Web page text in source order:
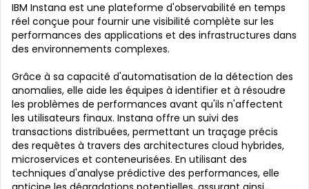
IBM Instana est une plateforme d'observabilité en temps
réel conçue pour fournir une visibilité complète sur les
performances des applications et des infrastructures dans
des environnements complexes.
Grâce à sa capacité d'automatisation de la détection des
anomalies, elle aide les équipes à identifier et à résoudre
les problèmes de performances avant qu'ils n'affectent
les utilisateurs finaux. Instana offre un suivi des
transactions distribuées, permettant un traçage précis
des requêtes à travers des architectures cloud hybrides,
microservices et conteneurisées. En utilisant des
techniques d'analyse prédictive des performances, elle